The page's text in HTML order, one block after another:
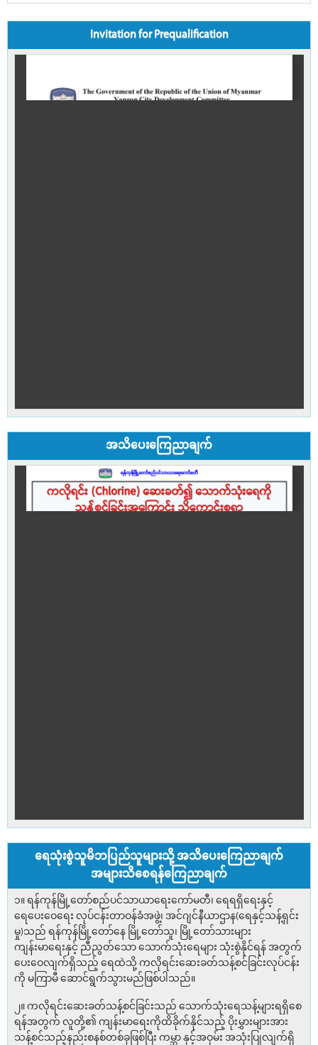
Invitation for Prequalification
အသိပေးကြေညာချက်
ရေသုံးစွဲသူမိဘပြည်သူများသို့ အသိပေးကြေညာချက်
အများသိစေရန်ကြေညာချက်
၁။ ရန်ကုန်မြို့တော်စည်ပင်သာယာရေးကော်မတီ၊ ရေရရှိရေးနှင့်
ရေပေးဝေရေး လုပ်ငန်းတာဝန်ခံအဖွဲ့၊ အင်ဂျင်နီယာဌာန(ရေနှင့်သန့်ရှင်း
မှု)သည် ရန်ကုန်မြို့တော်နေ မြို့တော်သူ၊ မြို့တော်သားများ
ကျန်းမာရေးနှင့် ညီညွတ်သော သောက်သုံးရေများ သုံးစွဲနိုင်ရန် အတွက်
ပေးဝေလျက်ရှိသည့် ရေထဲသို့ ကလိုရင်းဆေးခတ်သန့်စင်ခြင်းလုပ်ငန်း
ကို မကြာမီ ဆောင်ရွက်သွားမည်ဖြစ်ပါသည်။
၂။ ကလိုရင်းဆေးခတ်သန့်စင်ခြင်းသည် သောက်သုံးရေသန့်များရရှိစေ
ရန်အတွက် လူတို့၏ ကျန်းမာရေးကိုထိခိုက်နိုင်သည့် ပိုးမွှားများအား
သန့်စင်သည့်နည်းစနစ်တစ်ခုဖြစ်ပြီး ကမ္ဘာ နှင့်အဝှမ်း အသုံးပြုလျက်ရှိ